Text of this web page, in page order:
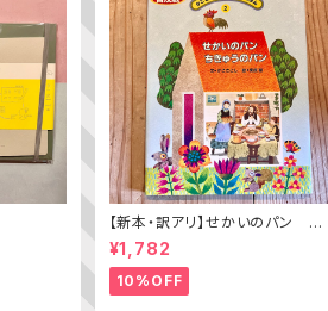
【新本・訳アリ】せかいのパン ちき
ゅうのパン（普及版 かこさとし
¥1,782
10%OFF